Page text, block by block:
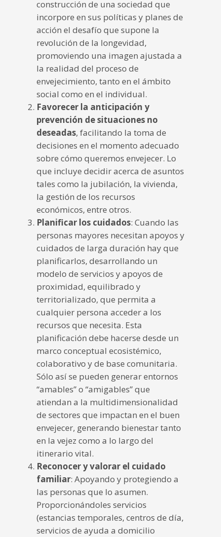
construcción de una sociedad que
incorpore en sus políticas y planes de
acción el desafío que supone la
revolución de la longevidad,
promoviendo una imagen ajustada a
la realidad del proceso de
envejecimiento, tanto en el ámbito
social como en el individual.
Favorecer la anticipación y
prevención de situaciones no
deseadas, facilitando la toma de
decisiones en el momento adecuado
sobre cómo queremos envejecer. Lo
que incluye decidir acerca de asuntos
tales como la jubilación, la vivienda,
la gestión de los recursos
económicos, entre otros.
Planificar los cuidados: Cuando las
personas mayores necesitan apoyos y
cuidados de larga duración hay que
planificarlos, desarrollando un
modelo de servicios y apoyos de
proximidad, equilibrado y
territorializado, que permita a
cualquier persona acceder a los
recursos que necesita. Esta
planificación debe hacerse desde un
marco conceptual ecosistémico,
colaborativo y de base comunitaria.
Sólo así se pueden generar entornos
“amables” o “amigables” que
atiendan a la multidimensionalidad
de sectores que impactan en el buen
envejecer, generando bienestar tanto
en la vejez como a lo largo del
itinerario vital.
Reconocer y valorar el cuidado
familiar: Apoyando y protegiendo a
las personas que lo asumen.
Proporcionándoles servicios
(estancias temporales, centros de día,
servicios de ayuda a domicilio